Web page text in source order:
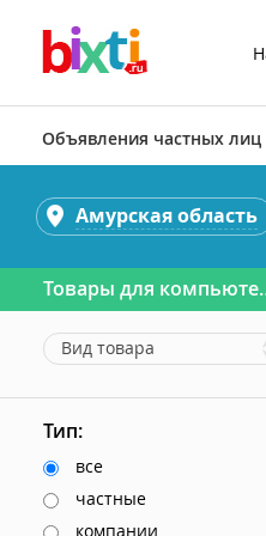
Объявления частных
Амурская область
Товары для компьютера
Вид товара
Тип:
все
частные
компании